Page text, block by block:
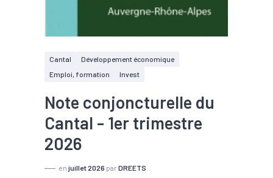
Cantal
Développement économique
Emploi, formation
Invest
Note conjoncturelle du
Cantal - 1er trimestre
2026
en juillet 2026 par DREETS